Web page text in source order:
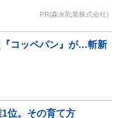
PR(森永乳業株式会社)
コッペパン』が…斬新
位。その育て方